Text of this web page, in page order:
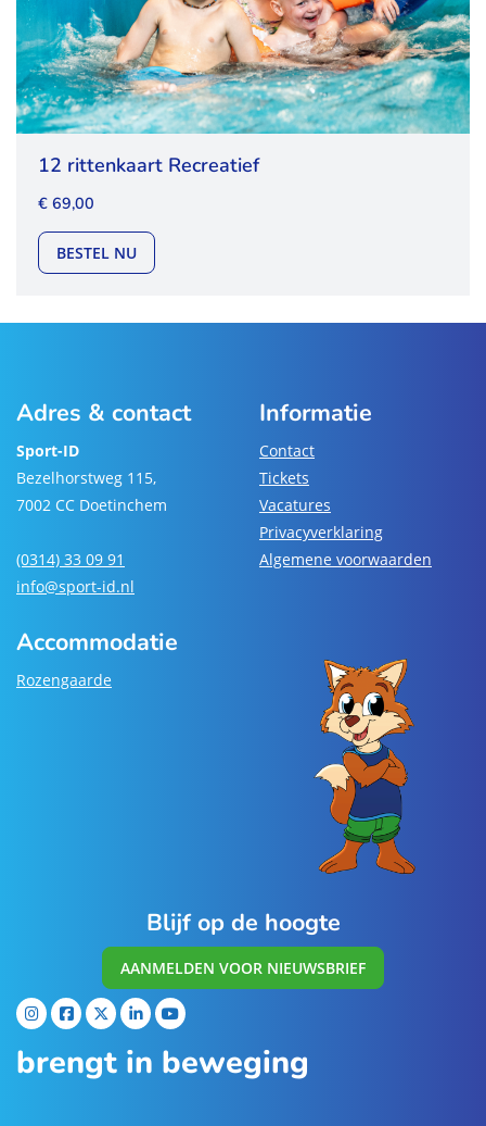
12 rittenkaart Recreatief
€ 69,00
BESTEL NU12 RITTENKAART RECREATIEF
Adres & contact
Sport-ID
Bezelhorstweg 115,
7002 CC Doetinchem
(0314) 33 09 91
info@sport-id.nl
Informatie
Contact
Tickets
Vacatures
Privacyverklaring
Algemene voorwaarden
Accommodatie
Rozengaarde
Blijf op de hoogte
AANMELDEN VOOR NIEUWSBRIEF
brengt in beweging